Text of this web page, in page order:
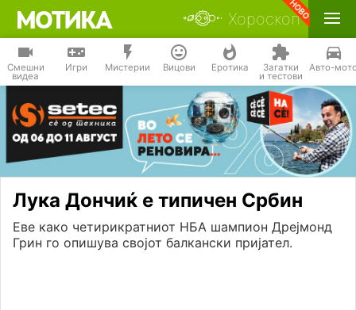
Хороскоп
Смешни
видеа
Игри Мистерии Вицови Еротика Загатки
и тестови
Авто-
Лука Дончиќ е типичен Србин
Еве како четирикратниот НБА шампион Дрејмонд
Грин го опишува својот балкански пријател.